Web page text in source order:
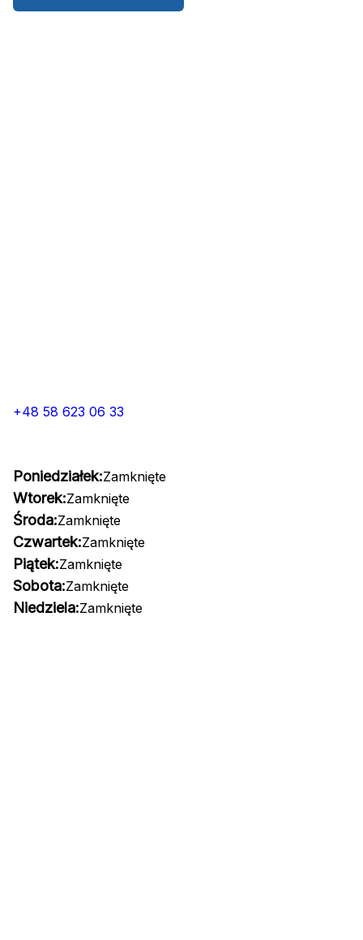
+48 58 623 06 33
Poniedziałek:Zamknięte
Wtorek:Zamknięte
Środa:Zamknięte
Czwartek:Zamknięte
Piątek:Zamknięte
Sobota:Zamknięte
Niedziela:Zamknięte